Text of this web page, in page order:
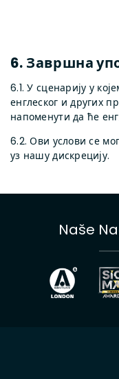
6. Завршна
6.1. У сценарију у
енглеског и других
напоменути да ће
6.2. Ови услови се
уз нашу дискрецију.
Naše